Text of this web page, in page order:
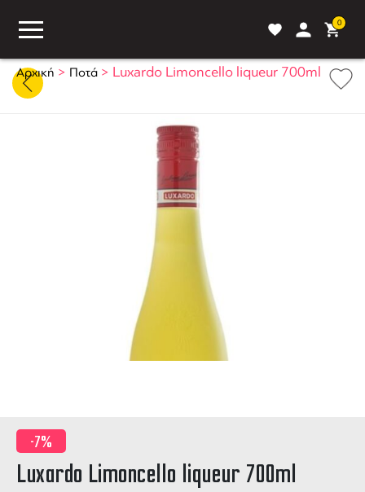
0
ΣΥΓΚΡΙΣΗ
Αρχική > Ποτά > Luxardo Limoncello liqueur 700ml
-7%
Luxardo Limoncello liqueur 700ml